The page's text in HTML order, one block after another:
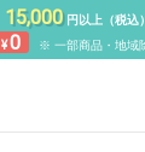
15,000円以上（税込
¥0 ※ 一部商品・地域